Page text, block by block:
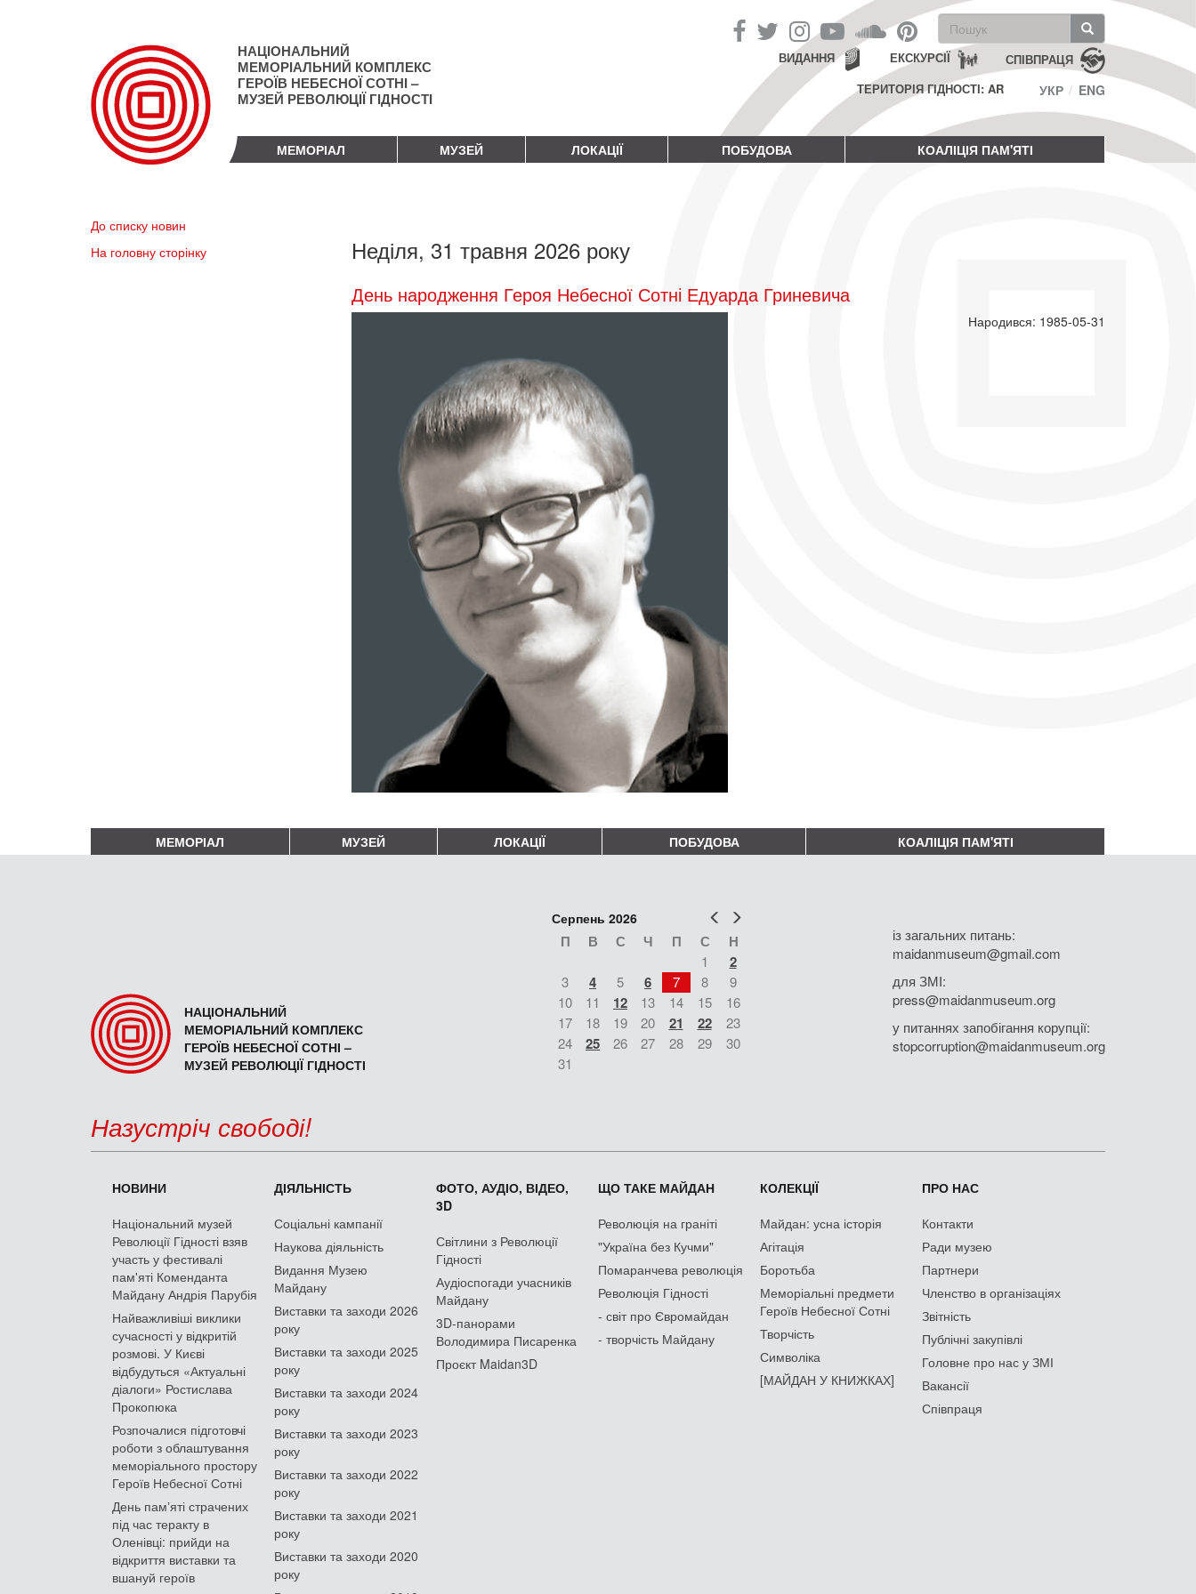
НАЦІОНАЛЬНИЙ
МЕМОРІАЛЬНИЙ КОМПЛЕКС
ГЕРОЇВ НЕБЕСНОЇ СОТНІ –
МУЗЕЙ РЕВОЛЮЦІЇ ГІДНОСТІ
Пошукова
форма
Пошук СПІВПРАЦЯ
ЕКСКУРСІЇ
ВИДАННЯ
ТЕРИТОРІЯ ГІДНОСТІ: AR
УКР ENG
МЕМОРІАЛ МУЗЕЙ ЛОКАЦІЇ ПОБУДОВА КОАЛІЦІЯ ПАМ'ЯТІ
До списку новин
На головну сторінку
Неділя, 31 травня 2026 року
День народження Героя Небесної Сотні Едуарда Гриневича
Народився: 1985-05-31
МЕМОРІАЛ МУЗЕЙ ЛОКАЦІЇ ПОБУДОВА КОАЛІЦІЯ ПАМ'ЯТІ
НАЦІОНАЛЬНИЙ
МЕМОРІАЛЬНИЙ КОМПЛЕКС
ГЕРОЇВ НЕБЕСНОЇ СОТНІ –
МУЗЕЙ РЕВОЛЮЦІЇ ГІДНОСТІ
Попер
Серпень 2026
П В С Ч П С Н
1 2
3 4 5 6 7 8
9
10
11 12 13 14 15
16
17
18 19 20 21 22
23
24
25 26 27 28 29
30
31
із загальних питань:
maidanmuseum@gmail.com
для ЗМІ:
press@maidanmuseum.org
у питаннях запобігання корупції:
stopcorruption@maidanmuseum.org
Назустріч свободі!
НОВИНИ
Національний музей
Революції Гідності взяв
участь у фестивалі
пам'яті Коменданта
Майдану Андрія Парубія
Найважливіші виклики
сучасності у відкритій
розмові. У Києві
відбудуться «Актуальні
діалоги» Ростислава
Прокопюка
Розпочалися підготовчі
роботи з облаштування
меморіального простору
Героїв Небесної Сотні
День памʼяті страчених
під час теракту в
Оленівці: прийди на
відкриття виставки та
вшануй героїв
ДІЯЛЬНІСТЬ
Соціальні кампанії
Наукова діяльність
Видання Музею
Майдану
Виставки та заходи 2026
року
Виставки та заходи 2025
року
Виставки та заходи 2024
року
Виставки та заходи 2023
року
Виставки та заходи 2022
року
Виставки та заходи 2021
року
Виставки та заходи 2020
року
ФОТО, АУДІО, ВІДЕО,
3D
Світлини з Революції
Гідності
Аудіоспогади учасників
Майдану
3D-панорами
Володимира Писаренка
Проєкт Maidan3D
ЩО ТАКЕ МАЙДАН
Революція на граніті
"Україна без Кучми"
Помаранчева революція
Революція Гідності
- світ про Євромайдан
- творчість Майдану
КОЛЕКЦІЇ
Майдан: усна історія
Агітація
Боротьба
Меморіальні предмети
Героїв Небесної Сотні
Творчість
Символіка
[МАЙДАН У КНИЖКАХ]
ПРО НАС
Контакти
Ради музею
Партнери
Членство в організаціях
Звітність
Публічні закупівлі
Головне про нас у ЗМІ
Вакансії
Співпраця